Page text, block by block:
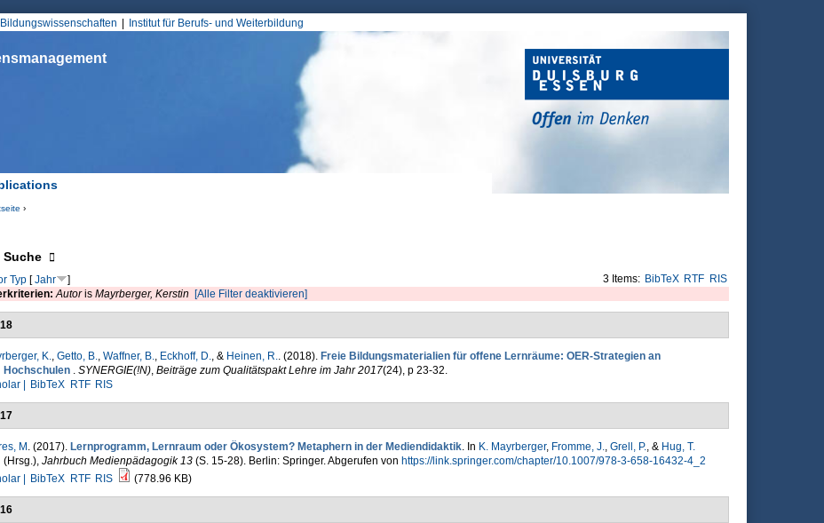
Institut für Berufs- und Weiterbildung
›
Anzeigen
Suche
3 Items: BibTeX RTF RIS
Typ[Jahr
]
Autoris Mayrberger, Kerstin [Alle Filter deaktivieren]
K., Getto, B., Waffner, B., Eckhoff, D., & Heinen, R.. (2018). Freie Bildungsmaterialien für offene Lernräume: OER-Strategien an
Hochschulen . SYNERGIE(!N), Beiträge zum Qualitätspakt Lehre im Jahr 2017(24), p 23-32.
|
BibTeX RTF RIS
M . (2017). Lernprogramm, Lernraum oder Ökosystem? Metaphern in der Mediendidaktik. In K. Mayrberger, Fromme, J., Grell, P., & Hug, T.
(Hrsg.), Jahrbuch Medienpädagogik 13(S. 15-28). Berlin: Springer. Abgerufen von https://link.springer.com/chapter/10.1007/978-3-658-16432-4_2
|
BibTeX RTF RIS (778.96 KB)